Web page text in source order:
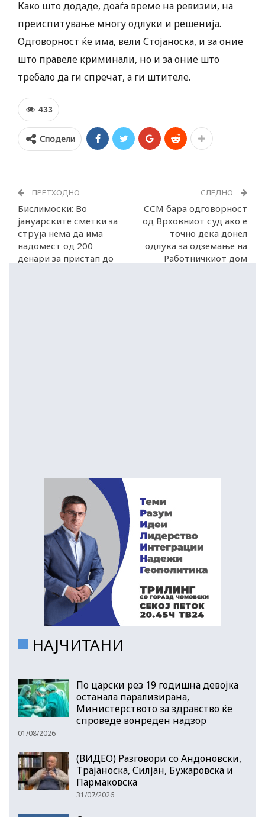
Како што додаде, доаѓа време на ревизии, на
преиспитување многу одлуки и решенија.
Одговорност ќе има, вели Стојаноска, и за оние
што правеле криминали, но и за оние што
требало да ги спречат, а ги штителе.
433
Сподели
ПРЕТХОДНО
Бислимоски: Во
јануарските сметки за
струја нема да има
надомест од 200
денари за пристап до
СЛЕДНО
ССМ бара одговорност
од Врховниот суд ако е
точно дека донел
одлука за одземање на
Работничкиот дом
НАЈЧИТАНИ
По царски рез 19 годишна девојка
останала парализирана,
Министерството за здравство ќе
спроведе вонреден надзор
01/08/2026
(ВИДЕО) Разговори со Андоновски,
Трајаноска, Силјан, Бужаровска и
Пармаковска
31/07/2026